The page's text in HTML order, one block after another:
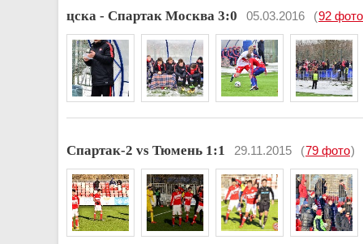
цска - Спартак Москва 3:0 05.03.2016 (92 фото
Спартак-2 vs Тюмень 1:1 29.11.2015 (79 фото)